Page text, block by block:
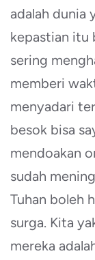
adalah dunia
kepastian itu
sering
memberi
menyadari
besok bisa
mendoakan
sudah
Tuhan boleh
surga. Kita
mereka